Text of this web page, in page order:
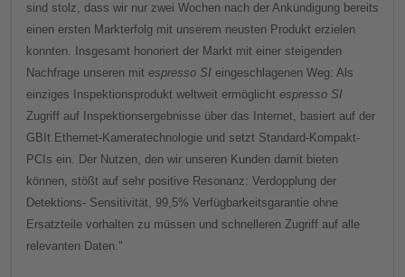
sind stolz, dass wir nur zwei Wochen nach der Ankündigung bereits
einen ersten Markterfolg mit unserem neusten Produkt erzielen
konnten. Insgesamt honoriert der Markt mit einer steigenden
Nachfrage unseren mit espresso SI eingeschlagenen Weg: Als
einziges Inspektionsprodukt weltweit ermöglicht espresso SI
Zugriff auf Inspektionsergebnisse über das Internet, basiert auf der
GBIt Ethernet-Kameratechnologie und setzt Standard-Kompakt-
PCIs ein. Der Nutzen, den wir unseren Kunden damit bieten
können, stößt auf sehr positive Resonanz: Verdopplung der
Detektions- Sensitivität, 99,5% Verfügbarkeitsgarantie ohne
Ersatzteile vorhalten zu müssen und schnelleren Zugriff auf alle
relevanten Daten."